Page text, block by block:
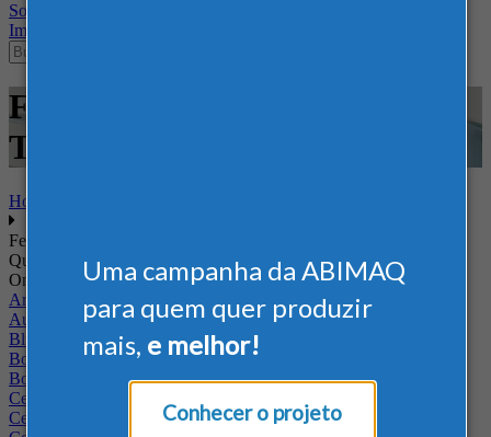
Uma campanha da ABIMAQ
para quem quer produzir
mais, e melhor!
Conhecer o projeto
Sobre
Imprensa
Feiras - Expo Center Norte -
Tecnologia
Home
Feiras
Quando
Onde
Arena Jaguariuna
Auditório Albano Franco - FIEPA
Blumenau - SC
BolognaFiere
Boulevard Olimpico - RJ
Centro Internacional de Convenções do Brasil, em Brasília
Centro de Convenções - SE